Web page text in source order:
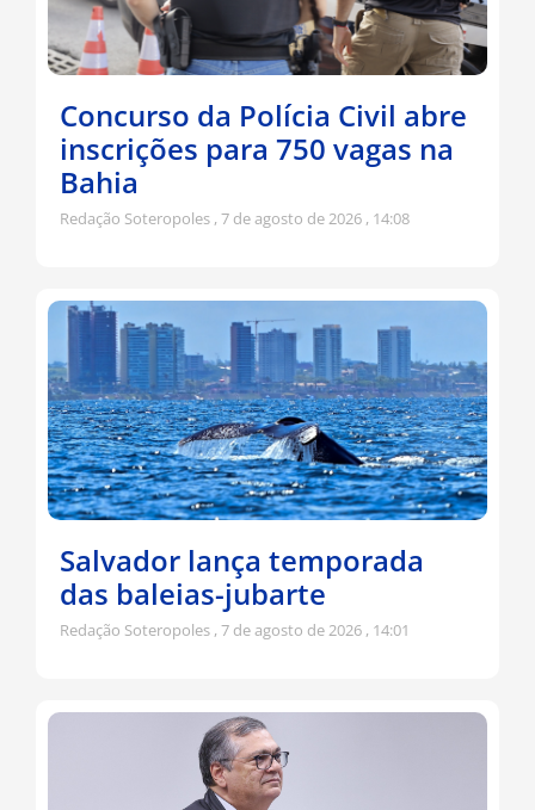
Concurso da Polícia Civil abre
inscrições para 750 vagas na
Bahia
Redação Soteropoles 7 de agosto de 2026 14:08
Salvador lança temporada
das baleias-jubarte
Redação Soteropoles 7 de agosto de 2026 14:01